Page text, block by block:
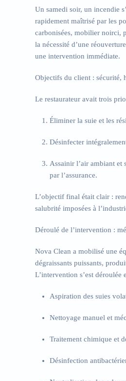
Un samedi soir, un incendie
rapidement maîtrisé par les
carbonisées, mobilier noirci,
la nécessité d’une
une intervention immédiate.
Objectifs du client : sécurité,
Le restaurateur avait trois
Éliminer la suie et les
Désinfecter
Assainir l’air ambiant et
par l’assurance.
L’objectif final était clair :
salubrité imposées à
Déroulé de l’intervention :
Nova Clean a mobilisé une
dégraissants puissants,
L’intervention s’est déroulée
Aspiration des suies
Nettoyage manuel et
Traitement chimique et
Désinfection